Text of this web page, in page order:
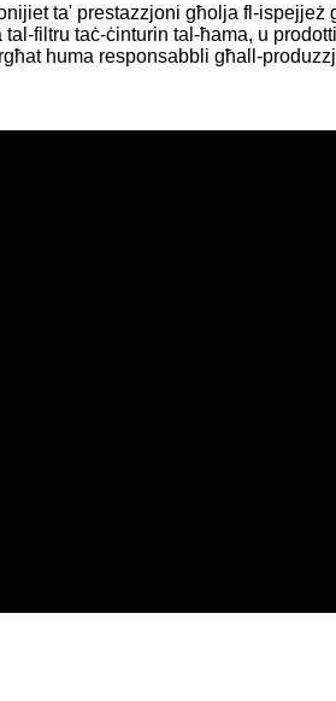
ta' prestazzjoni għolja fl-
filtru taċ-ċinturin tal-ħama, u
huma responsabbli għall-